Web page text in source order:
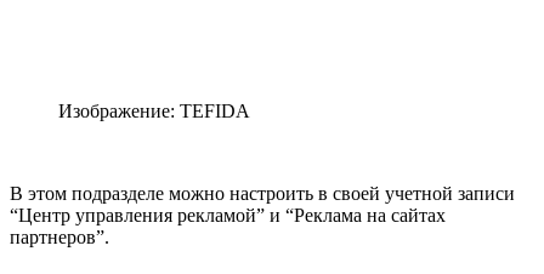
Изображение: TEFIDA
В этом подразделе можно настроить в своей учетной записи
“Центр управления рекламой” и “Реклама на сайтах
партнеров”.